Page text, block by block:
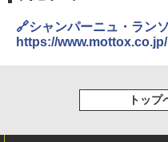
￥
カップ
らに塩
ーム
能 自
ック
4
🔗シャンパーニュ・ラン
https://
トップ